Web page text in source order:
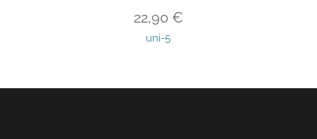
22,90 €
uni-5